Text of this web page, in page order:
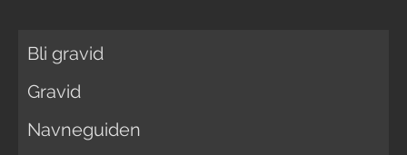
Bli gravid
Gravid
Navneguiden